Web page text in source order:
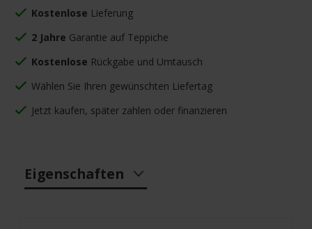
Kostenlose Lieferung
2 Jahre Garantie auf Teppiche
Kostenlose Rückgabe und Umtausch
Wählen Sie Ihren gewünschten Liefertag
Jetzt kaufen, später zahlen oder finanzieren
Eigenschaften